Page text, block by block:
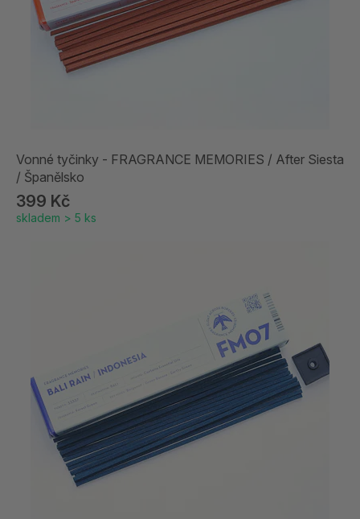
Vonné tyčinky - FRAGRANCE MEMORIES / After Siesta
/ Španělsko
399 Kč
skladem > 5 ks